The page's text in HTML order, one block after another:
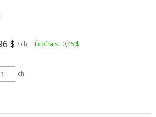
$ / ch Écofrais : 0,45 $
ch